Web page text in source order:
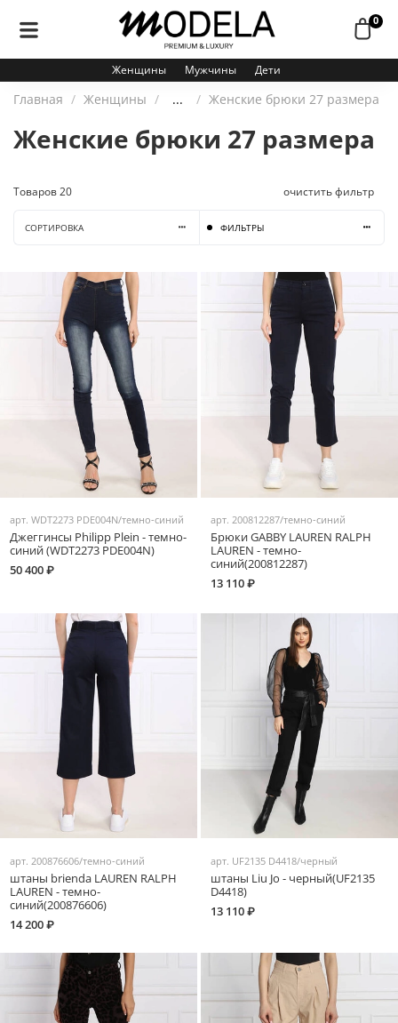
0
Женщины Мужчины Дети
Главная Женщины ... Женские брюки 27 размера
Женские брюки 27 размера
Товаров20 очистить фильтр
СОРТИРОВКА ФИЛЬТРЫ
арт.WDT2273 PDE004N/темно-синий
Джеггинсы Philipp Plein - темно-
синий (WDT2273 PDE004N)
50 400 ₽
арт. 200812287/темно-синий
Брюки GABBY LAUREN RALPH
LAUREN - темно-
синий(200812287)
13 110 ₽
арт. 200876606/темно-синий
штаны brienda LAUREN RALPH
LAUREN - темно-
синий(200876606)
14 200 ₽
арт. UF2135 D4418/черный
штаны Liu Jo - черный(UF2135
D4418)
13 110 ₽